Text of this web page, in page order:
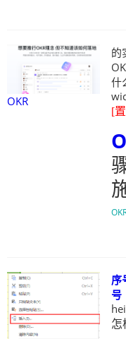
OKR
的
什
[
序
号
怎